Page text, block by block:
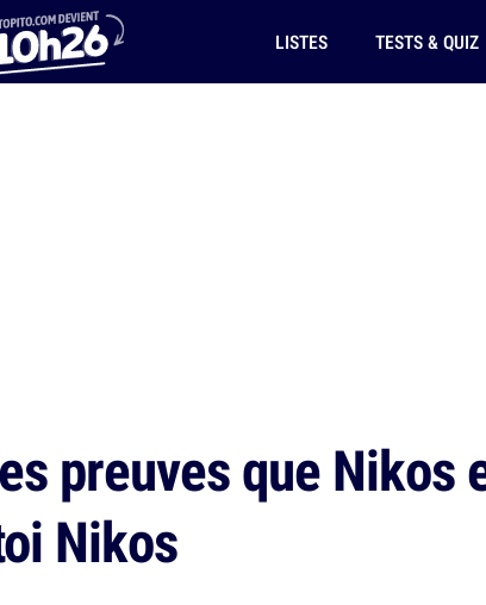
LISTES TESTS & QUIZ
preuves que Nikos
Nikos